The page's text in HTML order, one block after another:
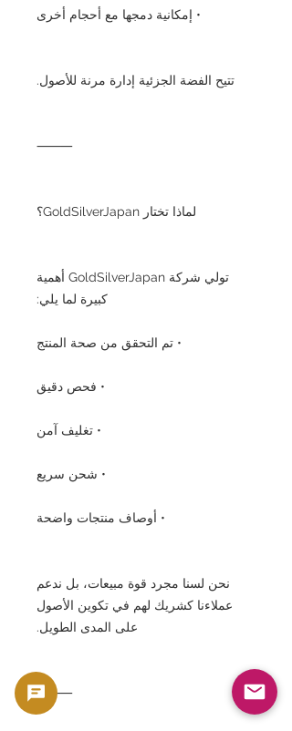
• إمكانية دمجها مع أحجام أخرى
تتيح الفضة الجزئية إدارة مرنة للأصول.
⸻
لماذا تختار GoldSilverJapan؟
تولي شركة GoldSilverJapan أهمية
كبيرة لما يلي:
• تم التحقق من صحة المنتج
• فحص دقيق
• تغليف آمن
• شحن سريع
• أوصاف منتجات واضحة
نحن لسنا مجرد قوة مبيعات، بل ندعم
عملاءنا كشريك لهم في تكوين الأصول
على المدى الطويل.
⸻